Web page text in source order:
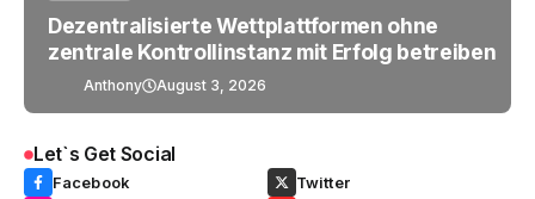
Dezentralisierte Wettplattformen ohne
zentrale Kontrollinstanz mit Erfolg betreiben
Anthony August 3, 2026
Let`s Get Social
Facebook Twitter